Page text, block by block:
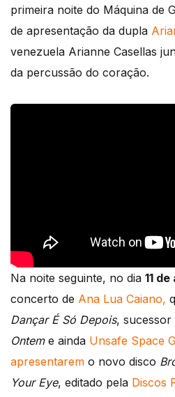
primeira noite do Máquina de
de apresentação da dupla
venezuela Arianne Casellas
da percussão do coração.
Na noite seguinte, no dia 11
concerto de Ana Lua Caiano,
Dançar É Só Depois, sucessor
Onteme ainda Unsafe Space
apresentarem o novo disco
Your Eye, editado pela Discos